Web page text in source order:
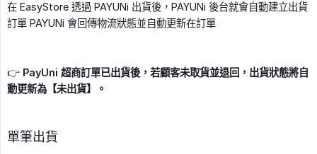
在 EasyStore 透過 PAYUNi 出貨後，PAYUNi 後台就會自動建立出貨
訂單 PAYUNi 會回傳物流狀態並自動更新在訂單
👉 PayUni 超商訂單已出貨後，若顧客未取貨並退回，出貨狀態將自
動更新為【未出貨】。
單筆出貨